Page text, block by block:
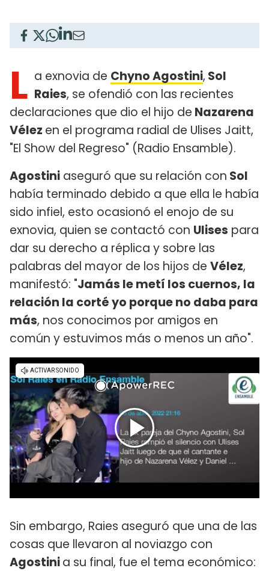
L a exnovia de Chyno Agostini, Sol
Raies, se ofendió con las recientes
declaraciones que dio el hijo de Nazarena
Vélez en el programa radial de Ulises Jaitt,
"El Show del Regreso" (Radio Ensamble).
Agostini aseguró que su relación con Sol
había terminado debido a que ella le había
sido infiel, esto ocasionó el enojo de su
exnovia, quien se contactó con Ulises para
dar su derecho a réplica y sobre las
palabras del mayor de los hijos de Vélez,
manifestó: "Jamás le metí los cuernos, la
relación la corté yo porque no daba para
más, nos conocimos por amigos en
común y estuvimos más o menos un año".
Sin embargo, Raies aseguró que una de las
cosas que llevaron al noviazgo con
Agostinia su final, fue el tema económico: